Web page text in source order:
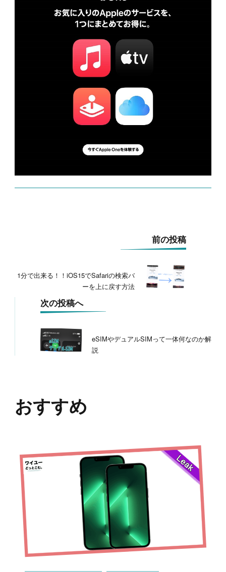
ゲ
ー
前の投稿
1分で出来る！！iOS15でSafariの検索バ
ーを上に戻す方法
次の投稿へ
eSIMやデュアルSIMって一体何なのか解
説
おすすめ